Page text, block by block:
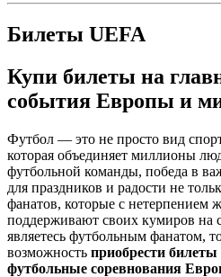
Билеты UEFA
Купи билеты на
события Европы и
Футбол — это не просто вид
которая объединяет миллионы
футбольной команды, победа в
для праздников и радости не
фанатов, которые с нетерпением
поддерживают своих кумиров на
являетесь футбольным фанатом,
возможность приобрести
футбольные соревнования